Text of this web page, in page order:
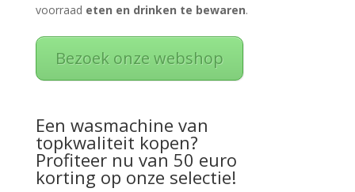
voorraad eten en drinken te bewaren.
Bezoek onze webshop
Een wasmachine van
topkwaliteit kopen?
Profiteer nu van 50 euro
korting op onze selectie!